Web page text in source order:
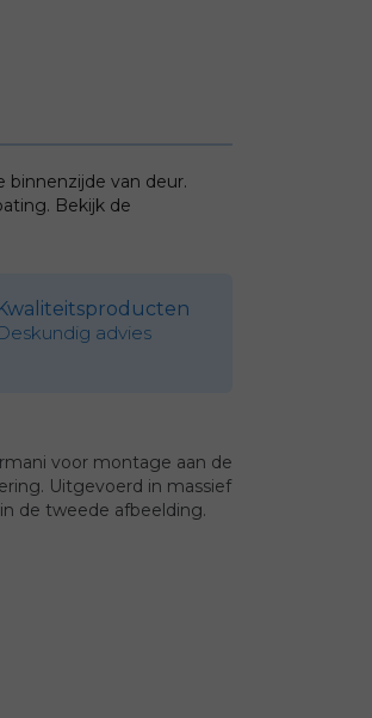
binnenzijde van deur.
Bekijk de
advies
voor montage aan de
Uitgevoerd in massief
de tweede afbeelding.